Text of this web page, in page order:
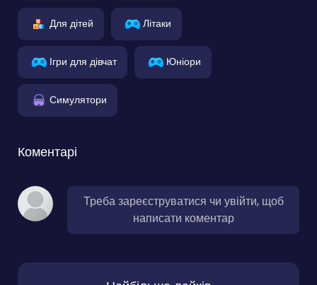
Для дітей Літаки
Ігри для дівчат Юніори
Симулятори
Коментарі
Треба зареєструватися чи увійти, щоб
написати коментар